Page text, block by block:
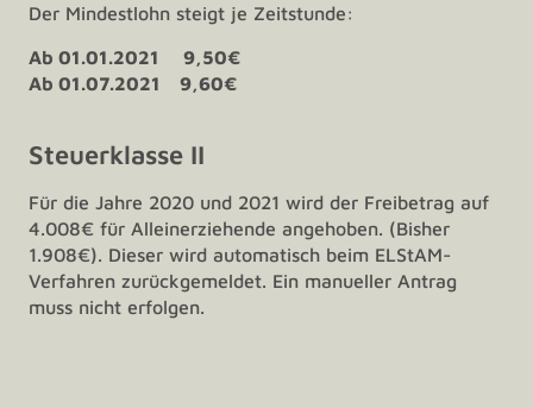
Der Mindestlohn steigt je Zeitstunde:
Ab 01.01.2021 9,50€
Ab 01.07.2021 9,60€
Steuerklasse II
Für die Jahre 2020 und 2021 wird der Freibetrag auf
4.008€ für Alleinerziehende angehoben. (Bisher
1.908€). Dieser wird automatisch beim ELStAM-
Verfahren zurückgemeldet. Ein manueller Antrag
muss nicht erfolgen.